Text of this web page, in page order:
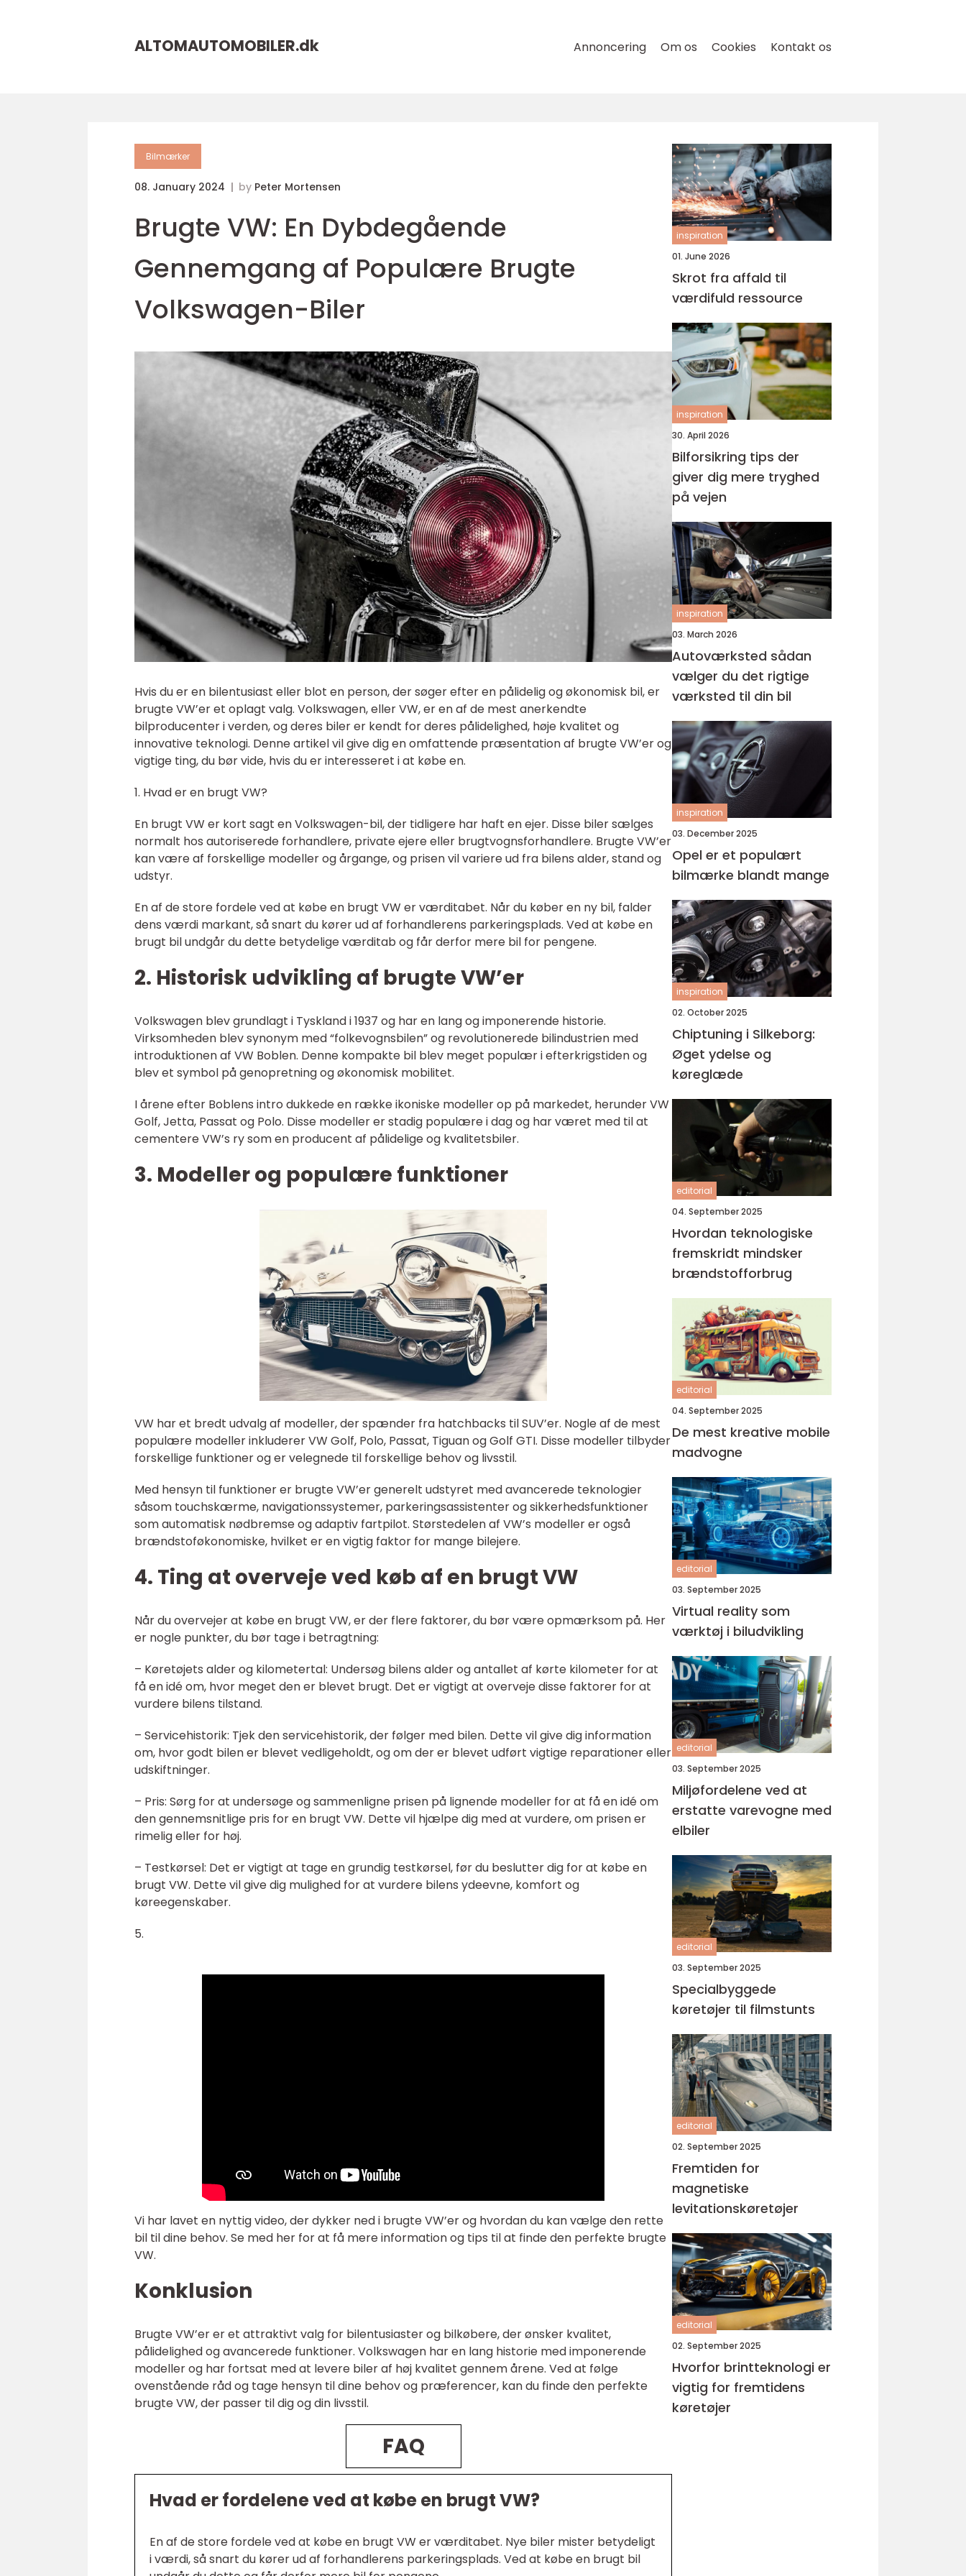
ALTOMAUTOMOBILER.dk Annoncering Om os Cookies Kontakt os
Bilmærker
08. January 2024 by Peter Mortensen
Brugte VW: En Dybdegående
Gennemgang af Populære Brugte
Volkswagen-Biler
Hvis du er en bilentusiast eller blot en person, der søger efter en pålidelig og økonomisk bil, er
brugte VW’er et oplagt valg. Volkswagen, eller VW, er en af de mest anerkendte
bilproducenter i verden, og deres biler er kendt for deres pålidelighed, høje kvalitet og
innovative teknologi. Denne artikel vil give dig en omfattende præsentation af brugte VW’er og
vigtige ting, du bør vide, hvis du er interesseret i at købe en.
1. Hvad er en brugt VW?
En brugt VW er kort sagt en Volkswagen-bil, der tidligere har haft en ejer. Disse biler sælges
normalt hos autoriserede forhandlere, private ejere eller brugtvognsforhandlere. Brugte VW’er
kan være af forskellige modeller og årgange, og prisen vil variere ud fra bilens alder, stand og
udstyr.
En af de store fordele ved at købe en brugt VW er værditabet. Når du køber en ny bil, falder
dens værdi markant, så snart du kører ud af forhandlerens parkeringsplads. Ved at købe en
brugt bil undgår du dette betydelige værditab og får derfor mere bil for pengene.
2. Historisk udvikling af brugte VW’er
Volkswagen blev grundlagt i Tyskland i 1937 og har en lang og imponerende historie.
Virksomheden blev synonym med “folkevognsbilen” og revolutionerede bilindustrien med
introduktionen af VW Boblen. Denne kompakte bil blev meget populær i efterkrigstiden og
blev et symbol på genopretning og økonomisk mobilitet.
I årene efter Boblens intro dukkede en række ikoniske modeller op på markedet, herunder VW
Golf, Jetta, Passat og Polo. Disse modeller er stadig populære i dag og har været med til at
cementere VW’s ry som en producent af pålidelige og kvalitetsbiler.
3. Modeller og populære funktioner
VW har et bredt udvalg af modeller, der spænder fra hatchbacks til SUV’er. Nogle af de mest
populære modeller inkluderer VW Golf, Polo, Passat, Tiguan og Golf GTI. Disse modeller tilbyder
forskellige funktioner og er velegnede til forskellige behov og livsstil.
Med hensyn til funktioner er brugte VW’er generelt udstyret med avancerede teknologier
såsom touchskærme, navigationssystemer, parkeringsassistenter og sikkerhedsfunktioner
som automatisk nødbremse og adaptiv fartpilot. Størstedelen af VW’s modeller er også
brændstoføkonomiske, hvilket er en vigtig faktor for mange bilejere.
4. Ting at overveje ved køb af en brugt VW
Når du overvejer at købe en brugt VW, er der flere faktorer, du bør være opmærksom på. Her
er nogle punkter, du bør tage i betragtning:
– Køretøjets alder og kilometertal: Undersøg bilens alder og antallet af kørte kilometer for at
få en idé om, hvor meget den er blevet brugt. Det er vigtigt at overveje disse faktorer for at
vurdere bilens tilstand.
– Servicehistorik: Tjek den servicehistorik, der følger med bilen. Dette vil give dig information
om, hvor godt bilen er blevet vedligeholdt, og om der er blevet udført vigtige reparationer eller
udskiftninger.
– Pris: Sørg for at undersøge og sammenligne prisen på lignende modeller for at få en idé om
den gennemsnitlige pris for en brugt VW. Dette vil hjælpe dig med at vurdere, om prisen er
rimelig eller for høj.
– Testkørsel: Det er vigtigt at tage en grundig testkørsel, før du beslutter dig for at købe en
brugt VW. Dette vil give dig mulighed for at vurdere bilens ydeevne, komfort og
køreegenskaber.
5.
Vi har lavet en nyttig video, der dykker ned i brugte VW’er og hvordan du kan vælge den rette
bil til dine behov. Se med her for at få mere information og tips til at finde den perfekte brugte
VW.
Konklusion
Brugte VW’er er et attraktivt valg for bilentusiaster og bilkøbere, der ønsker kvalitet,
pålidelighed og avancerede funktioner. Volkswagen har en lang historie med imponerende
modeller og har fortsat med at levere biler af høj kvalitet gennem årene. Ved at følge
ovenstående råd og tage hensyn til dine behov og præferencer, kan du finde den perfekte
brugte VW, der passer til dig og din livsstil.
FAQ
Hvad er fordelene ved at købe en brugt VW?
En af de store fordele ved at købe en brugt VW er værditabet. Nye biler mister betydeligt
i værdi, så snart du kører ud af forhandlerens parkeringsplads. Ved at købe en brugt bil
inspiration
01. June 2026
Skrot fra affald til
værdifuld ressource
inspiration
30. April 2026
Bilforsikring tips der
giver dig mere tryghed
på vejen
inspiration
03. March 2026
Autoværksted sådan
vælger du det rigtige
værksted til din bil
inspiration
03. December 2025
Opel er et populært
bilmærke blandt mange
inspiration
02. October 2025
Chiptuning i Silkeborg:
Øget ydelse og
køreglæde
editorial
04. September 2025
Hvordan teknologiske
fremskridt mindsker
brændstofforbrug
editorial
04. September 2025
De mest kreative mobile
madvogne
editorial
03. September 2025
Virtual reality som
værktøj i biludvikling
editorial
03. September 2025
Miljøfordelene ved at
erstatte varevogne med
elbiler
editorial
03. September 2025
Specialbyggede
køretøjer til filmstunts
editorial
02. September 2025
Fremtiden for
magnetiske
levitationskøretøjer
editorial
02. September 2025
Hvorfor brintteknologi er
vigtig for fremtidens
køretøjer